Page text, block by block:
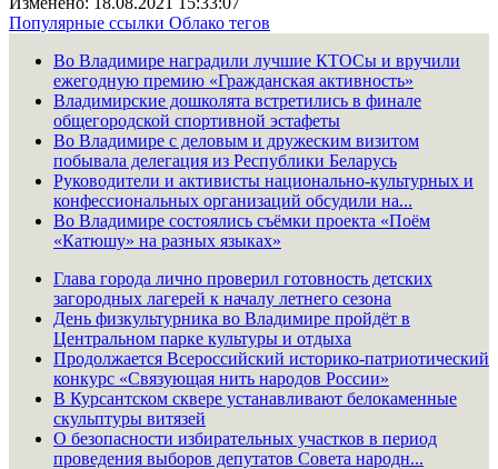
Популярные ссылки Облако тегов
Во Владимире наградили лучшие КТОСы и вручили
ежегодную премию «Гражданская активность»
Владимирские дошколята встретились в финале
общегородской спортивной эстафеты
Во Владимире с деловым и дружеским визитом
побывала делегация из Республики Беларусь
Руководители и активисты национально-культурных и
конфессиональных организаций обсудили на...
Во Владимире состоялись съёмки проекта «Поём
«Катюшу» на разных языках»
Глава города лично проверил готовность детских
загородных лагерей к началу летнего сезона
День физкультурника во Владимире пройдёт в
Центральном парке культуры и отдыха
Продолжается Всероссийский историко-патриотический
конкурс «Связующая нить народов России»
В Курсантском сквере устанавливают белокаменные
скульптуры витязей
О безопасности избирательных участков в период
проведения выборов депутатов Совета народн...